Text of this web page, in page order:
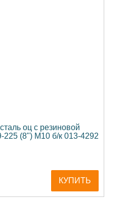
оц с резиновой
225 (8") М10 б/к 013-4292
КУПИТЬ